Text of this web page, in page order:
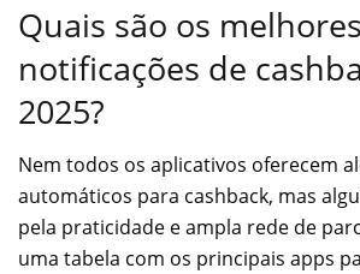
Quais são os
notificações de
2025?
Nem todos os aplicativos oferecem
automáticos para cashback, mas
pela praticidade e ampla rede de
uma tabela com os principais apps